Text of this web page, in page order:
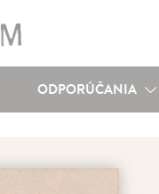
ODPORÚČANIA